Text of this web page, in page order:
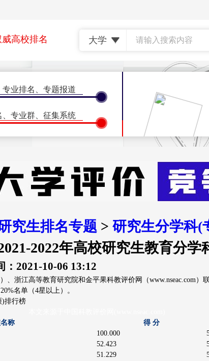
高校排名
专业排名 专题报道
专业群 征集系统
区排名
集系统
计量学会议、ISSI会议
大学诊断 评价库
理工类 • 综合类
农林类
•
北京 天津 • 上海 •
郑州(河南) • 济南(山
长沙(湖南) • 广州(广
贵阳(贵州) • 成都(四
更多
究生排名专题 > 研究生分学科(
2022年高校研究生教育分学
：2021-10-06 13:12
浙江高等教育研究院和金平果科教评价网（www.nseac.com
名单（4星以上）。
)排行榜
称
得 分
100.000
52.423
51.229